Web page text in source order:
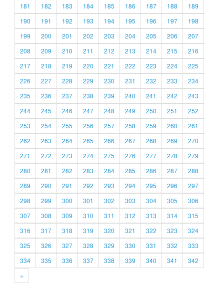
181
182 183 184 185 186 187 188
189
190
191 192 193 194 195 196 197
198
199
200 201 202 203 204 205 206
207
208
209 210 211 212 213 214 215
216
217
218 219 220 221 222 223 224
225
226
227 228 229 230 231 232 233
234
235
236 237 238 239 240 241 242
243
244
245 246 247 248 249 250 251
252
253
254 255 256 257 258 259 260
261
262
263 264 265 266 267 268 269
270
271
272 273 274 275 276 277 278
279
280
281 282 283 284 285 286 287
288
289
290 291 292 293 294 295 296
297
298
299 300 301 302 303 304 305
306
307
308 309 310 311 312 313 314
315
316
317 318 319 320 321 322 323
324
325
326 327 328 329 330 331 332
333
334
335 336 337 338 339 340 341
342
»